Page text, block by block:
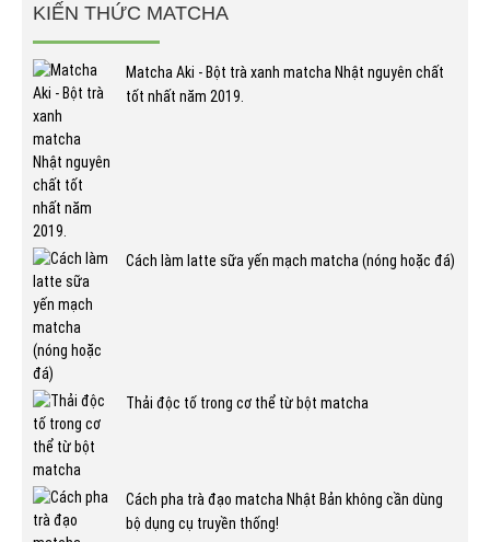
KIẾN THỨC MATCHA
Matcha Aki - Bột trà xanh matcha Nhật nguyên chất
tốt nhất năm 2019.
Cách làm latte sữa yến mạch matcha (nóng hoặc đá)
Thải độc tố trong cơ thể từ bột matcha
Cách pha trà đạo matcha Nhật Bản không cần dùng
bộ dụng cụ truyền thống!